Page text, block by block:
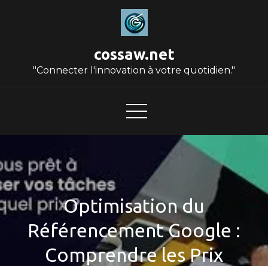
cossaw.net
"Connecter l'innovation à votre quotidien."
Optimisation du
Référencement Google :
Comprendre les Prix